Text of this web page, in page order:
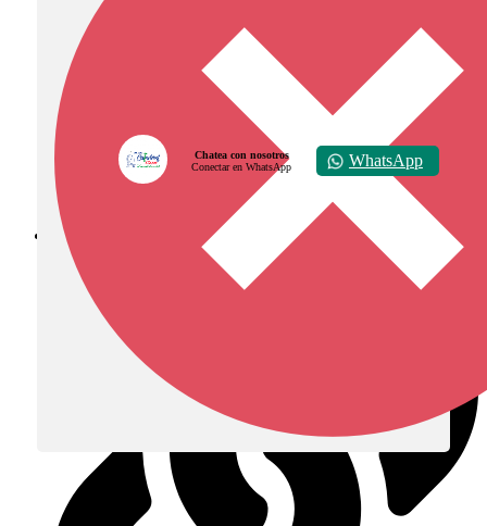
Diócesis de Zipaquirá
Chatea con nosotros
Conectar en WhatsApp
WhatsApp